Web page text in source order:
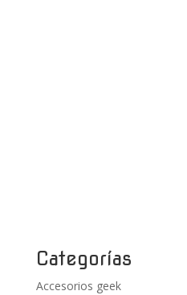
Categorías
Accesorios geek